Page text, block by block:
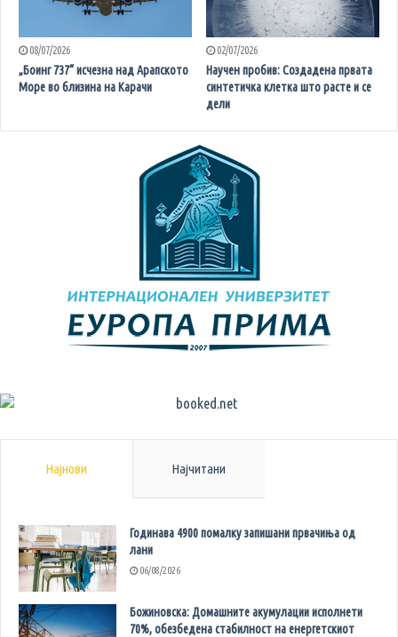
08/07/2026
„Боинг 737“ исчезна над Арапското
Море во близина на Карачи
02/07/2026
Научен пробив: Создадена првата
синтетичка клетка што расте и се
дели
Најнови Најчитани
Годинава 4900 помалку запишани првачиња од
лани
06/08/2026
Божиновска: Домашните акумулации исполнети
70%, обезбедена стабилност на енергетскиот